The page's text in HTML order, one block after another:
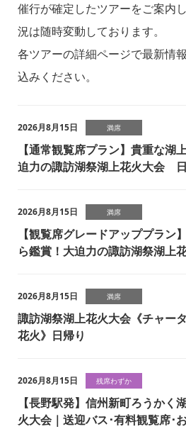
催行が確定したツアーをご案内
況は随時変動しております。
各ツアーの詳細ページで最新情
込みください。
2026月8月15日 満席
【通常観覧席プラン】貴重な湖
迫力の諏訪湖祭湖上花火大会
2026月8月15日 満席
【観覧席グレードアッププラン
ら鑑賞！大迫力の諏訪湖祭湖上
2026月8月15日 満席
諏訪湖祭湖上花火大会《チャー
花火》日帰り
2026月8月15日 残席わずか
【長野駅発】信州新町ろうか
火大会｜送迎バス･有料観覧席･